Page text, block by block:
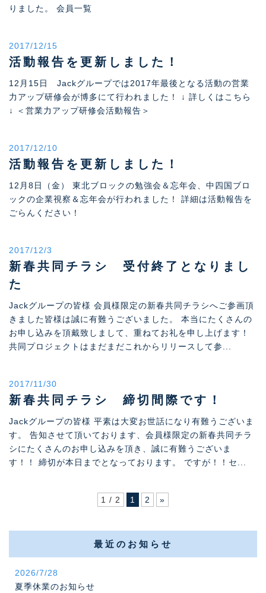
りました。 会員一覧
2017/12/15
活動報告を更新しました！
12月15日 Jackグループでは2017年最後となる活動の営業
力アップ研修会が博多にて行われました！ ↓ 詳しくはこちら
↓ ＜営業力アップ研修会活動報告＞
2017/12/10
活動報告を更新しました！
12月8日（金） 東北ブロックの勉強会＆忘年会、中四国ブロ
ックの企業視察＆忘年会が行われました！ 詳細は活動報告を
ごらんください！
2017/12/3
新春共同チラシ 受付終了となりまし
た
Jackグループの皆様 会員様限定の新春共同チラシへご参画頂
きました皆様は誠に有難うございました。 本当にたくさんの
お申し込みを頂戴致しまして、重ねてお礼を申し上げます！
共同プロジェクトはまだまだこれからリリースして参...
2017/11/30
新春共同チラシ 締切間際です！
Jackグループの皆様 平素は大変お世話になり有難うございま
す。 告知させて頂いております、会員様限定の新春共同チラ
シにたくさんのお申し込みを頂き、誠に有難うございま
す！！ 締切が本日までとなっております。 ですが！！セ...
1 / 2 1 2 »
最近のお知らせ
2026/7/28
夏季休業のお知らせ